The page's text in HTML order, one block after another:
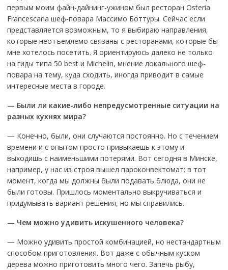
первым моим файн-дайнинг-ужином был ресторан Osteria
Francescana шеф-повара Массимо Боттуры. Сейчас если
представляется возможным, то я выбираю направления,
которые неотъемлемо связаны с ресторанами, которые бы
мне хотелось посетить. Я ориентируюсь далеко не только
на гиды типа 50 best и Michelin, мнение локального шеф-
повара на тему, куда сходить, иногда приводит в самые
интересные места в городе.
— Были ли какие-либо непредусмотренные ситуации на
разных кухнях мира?
— Конечно, были, они случаются постоянно. Но с течением
времени и с опытом просто привыкаешь к этому и
выходишь с наименьшими потерями. Вот сегодня в Минске,
например, у нас из строя вышел пароконвектомат: в тот
момент, когда мы должны были подавать блюда, они не
были готовы. Пришлось моментально выкручиваться и
придумывать вариант решения, но мы справились.
— Чем можно удивить искушенного человека?
— Можно удивить простой комбинацией, но нестандартным
способом приготовления. Вот даже с обычным куском
дерева можно приготовить много чего. Запечь рыбу,